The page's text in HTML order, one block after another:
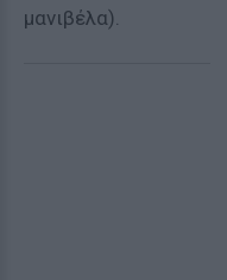
μανιβέλα).